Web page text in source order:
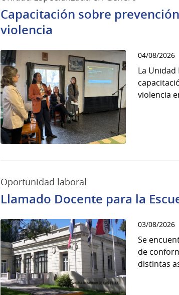
Capacitación sobre
violencia
04/08/2026
La
violencia
Oportunidad laboral
Llamado Docente para la
03/08/2026
Se
de
distintas